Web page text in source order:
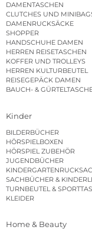
DAMENTASCHEN
CLUTCHES UND
DAMENRUCKSÄCKE
SHOPPER
HANDSCHUHE DAMEN
HERREN REISETASCHEN
KOFFER UND TROLLEYS
HERREN KULTURBEUTEL
REISEGEPÄCK DAMEN
BAUCH- &
Kinder
BILDERBÜCHER
HÖRSPIELBOXEN
HÖRSPIEL ZUBEHÖR
JUGENDBÜCHER
SACHBÜCHER &
TURNBEUTEL &
KLEIDER
Home & Beauty